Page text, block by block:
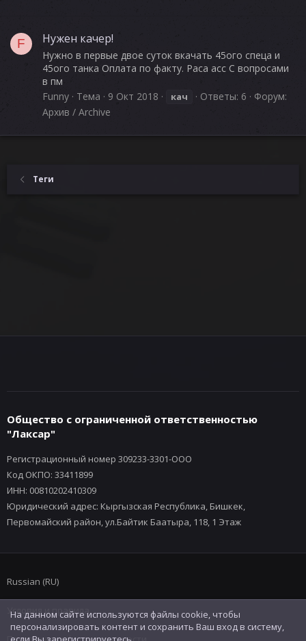
F Нужен качер!
Нужно в первые двое суток вкачать 45ого спеца и
45ого танка Оплата по факту. Раса acc С вопросами
в пм
Funny
Тема 9 Окт 2018 кач Ответы: 6
Форум:
Архив / Archive
Теги
Общество с ограниченной ответственностью
"Лаксар"
Регистрационный номер 309233-3301-ООО
Код ОКПО: 33411899
ИНН: 00810202410309
Юридический адрес: Кыргызская Республика, Бишкек,
Первомайский район, ул.Байтик Баатыра, 118, 1 Этаж
Russian (RU)
Условия и правила
На данном сайте используются файлы cookie, чтобы
персонализировать контент и сохранить Ваш вход в систему,